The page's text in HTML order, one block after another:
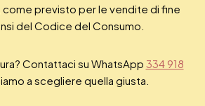
previsto per le vendite di fine
del Codice del Consumo.
Contattaci su WhatsApp 334 918
a scegliere quella giusta.